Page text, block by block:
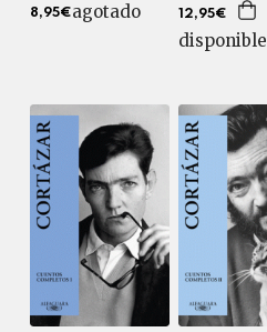
8,95€agotado 12,95€
disponible